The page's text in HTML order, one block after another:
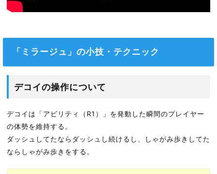
「ミラージュ」の小技・テクニック
デコイの操作について
デコイは「アビリティ（R1）」を発動した瞬間のプレイヤー
の体勢を維持する。
ダッシュしてたならダッシュし続けるし、しゃがみ歩きしてた
ならしゃがみ歩きをする。